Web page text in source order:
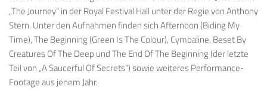
„The Journey“ in der Royal Festival Hall unter der Regie von Anthony
Stern. Unter den Aufnahmen finden sich Afternoon (Biding My
Time), The Beginning (Green Is The Colour), Cymbaline, Beset By
Creatures Of The Deep und The End Of The Beginning (der letzte
Teil von „A Saucerful Of Secrets“) sowie weiteres Performance-
Footage aus jenem Jahr.